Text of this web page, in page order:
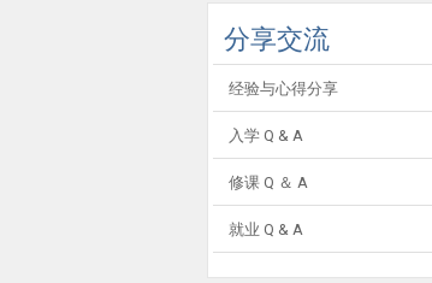
分享交流
经验与心得分享
入学 Q & A
修课 Q ＆ A
就业 Q & A